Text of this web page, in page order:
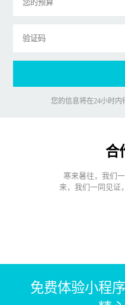
您的信息将在24小时内
合
寒来暑往，我们
来，我们一同见证
免费体验小程